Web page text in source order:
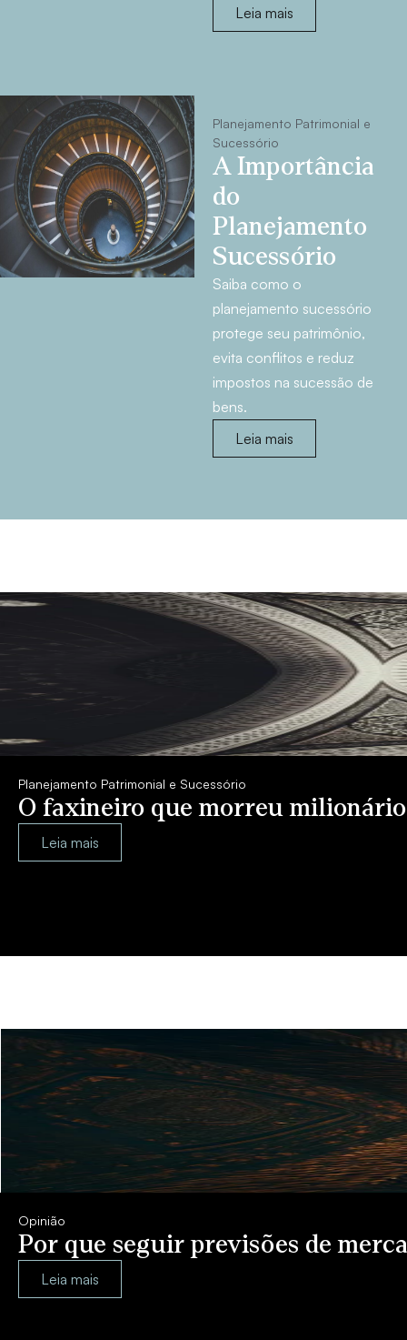
Leia mais
Planejamento Patrimonial e
Sucessório
A Importância
do
Planejamento
Sucessório
Saiba como o
planejamento sucessório
protege seu patrimônio,
evita conflitos e reduz
impostos na sucessão de
bens.
Leia mais
Planejamento Patrimonial e Sucessório
O faxineiro que morreu
Leia mais
Opinião
Por que seguir previsões de
Leia mais